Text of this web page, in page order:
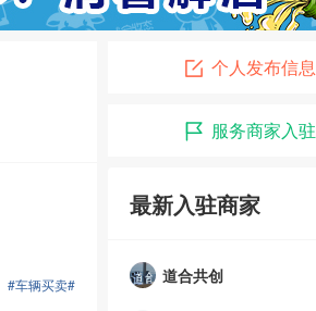
#车辆买卖#
个人发布信息
服务商家入驻
最新入驻商家
卡市小张、刮大白乳胶漆！
科左后旗红苹菓宾馆
小周靓号